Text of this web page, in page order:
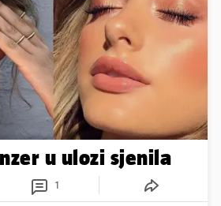
u ulozi sjenila
1